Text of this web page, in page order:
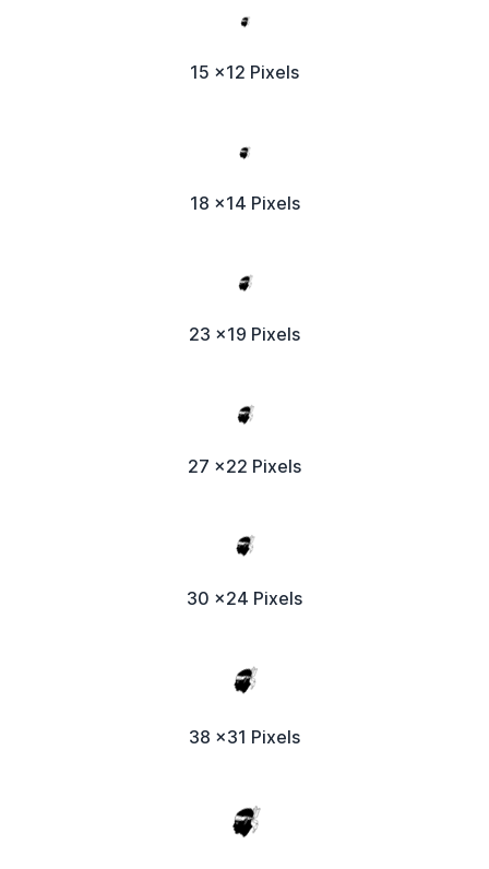
15 x12 Pixels
18 x14 Pixels
23 x19 Pixels
27 x22 Pixels
30 x24 Pixels
38 x31 Pixels